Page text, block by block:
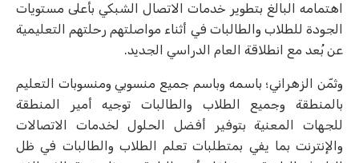
اهتمامه البالغ بتطوير خدمات الاتصال الشبكي بأعلى مستويات
الجودة للطلاب والطالبات في أثناء مواصلتهم رحلتهم التعليمية
عن بُعد مع انطلاقة العام الدراسي الجديد.
وثمّن الزهراني؛ باسمه وباسم جميع منسوبي ومنسوبات التعليم
بالمنطقة وجميع الطلاب والطالبات توجيه أمير المنطقة
للجهات المعنية بتوفير أفضل الحلول لخدمات الاتصالات
والإنترنت بما يفي بمتطلبات تعلم الطلاب والطالبات في ظل